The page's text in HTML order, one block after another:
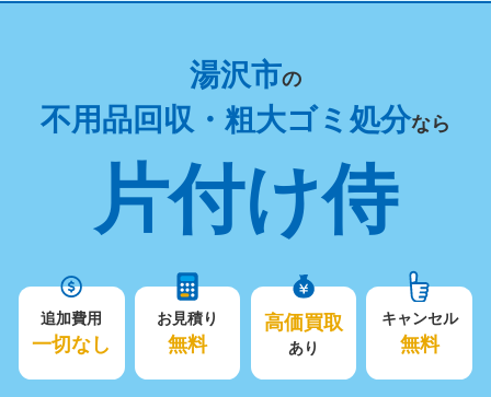
湯沢市の
不用品回収・粗大ゴミ処分なら
片付け侍
追加費用
一切なし
お見積り
無料
高価買取
あり
キャンセル
無料